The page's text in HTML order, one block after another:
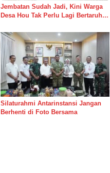
Jembatan Sudah Jadi, Kini Warga
Desa Hou Tak Perlu Lagi Bertaruh
Silaturahmi Antarinstansi Jangan
Berhenti di Foto Bersama